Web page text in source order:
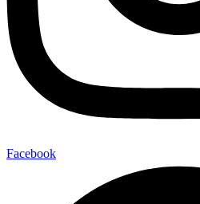
Facebook